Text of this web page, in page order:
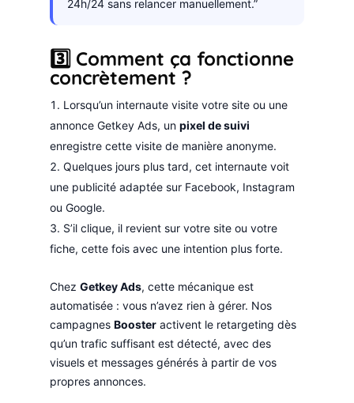
24h/24 sans relancer manuellement.”
3️⃣ Comment ça fonctionne
concrètement ?
Lorsqu’un internaute visite votre site ou une
annonce Getkey Ads, un pixel de suivi
enregistre cette visite de manière anonyme.
Quelques jours plus tard, cet internaute voit
une publicité adaptée sur Facebook, Instagram
ou Google.
S’il clique, il revient sur votre site ou votre
fiche, cette fois avec une intention plus forte.
Chez Getkey Ads, cette mécanique est
automatisée : vous n’avez rien à gérer. Nos
campagnes Boosteractivent le retargeting dès
qu’un trafic suffisant est détecté, avec des
visuels et messages générés à partir de vos
propres annonces.